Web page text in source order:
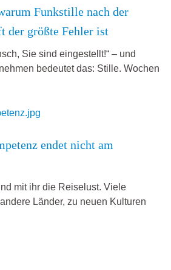
Funkstille nach der
der größte Fehler ist
Sie sind eingestellt!“ – und
bedeutet das: Stille. Wochen
endet nicht am
mit ihr die Reiselust. Viele
Länder, zu neuen Kulturen